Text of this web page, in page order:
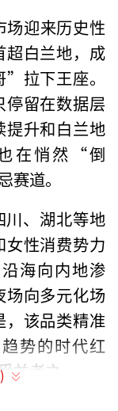
场迎来历史性
超白兰地，成
拉下王座。
停留在数据层
提升和白兰地
在悄然“倒
道。
川、湖北等地
性消费势力
海向内地渗
向多元化场
，该品类精准
势的时代红
者之一。